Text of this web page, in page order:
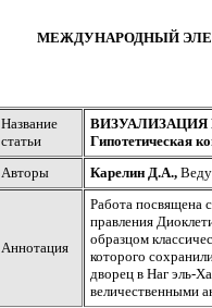
МЕЖДУНАРОДНЫЙ
Название
статьи
Гипотетическая
Авторы
Карелин Д.А.,
Аннотация
Работа посвящена
правления
образцом
которого
дворец в Наг эль-
величественными